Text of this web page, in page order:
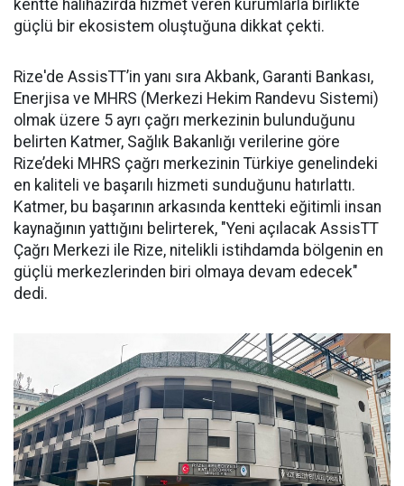
kentte halihazırda hizmet veren kurumlarla birlikte
güçlü bir ekosistem oluştuğuna dikkat çekti.
Rize'de AssisTT’in yanı sıra Akbank, Garanti Bankası,
Enerjisa ve MHRS (Merkezi Hekim Randevu Sistemi)
olmak üzere 5 ayrı çağrı merkezinin bulunduğunu
belirten Katmer, Sağlık Bakanlığı verilerine göre
Rize’deki MHRS çağrı merkezinin Türkiye genelindeki
en kaliteli ve başarılı hizmeti sunduğunu hatırlattı.
Katmer, bu başarının arkasında kentteki eğitimli insan
kaynağının yattığını belirterek, "Yeni açılacak AssisTT
Çağrı Merkezi ile Rize, nitelikli istihdamda bölgenin en
güçlü merkezlerinden biri olmaya devam edecek"
dedi.